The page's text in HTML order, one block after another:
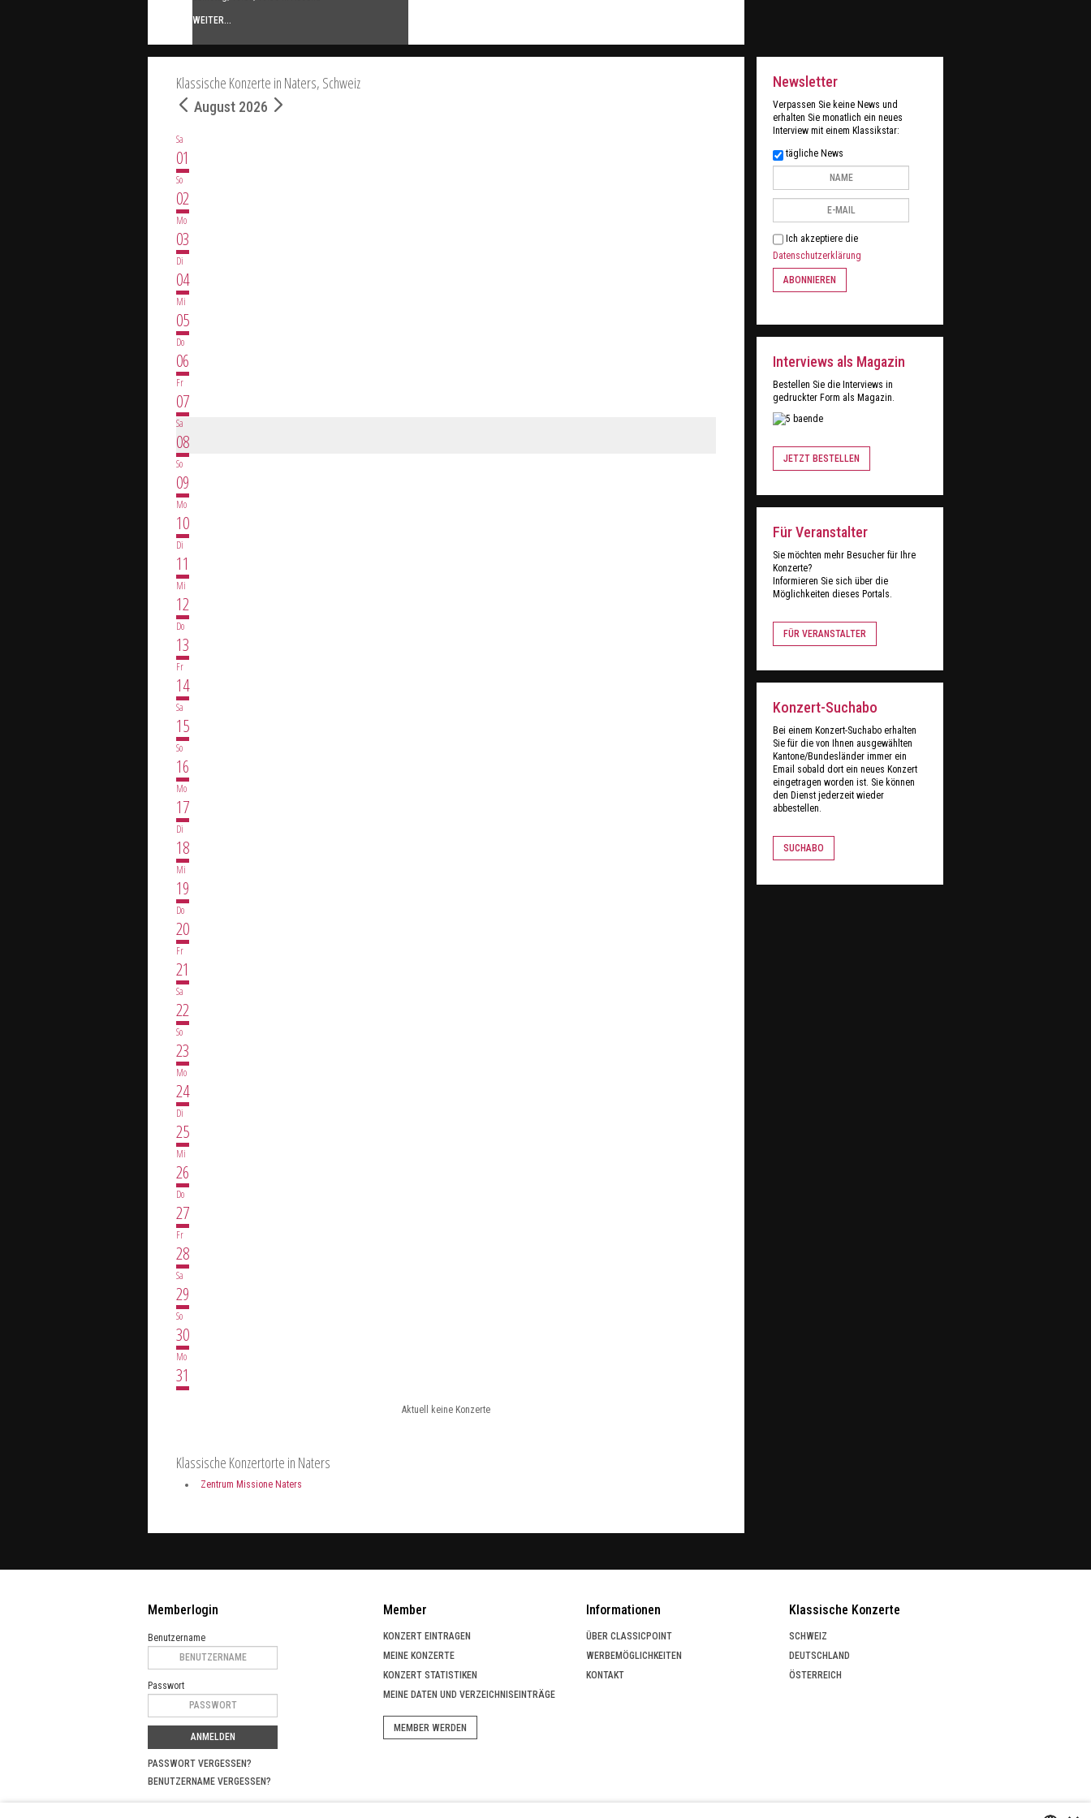
WEITER...
Klassische Konzerte in Naters, Schweiz
August 2026
Sa
01
So
02
Mo
03
Di
04
Mi
05
Do
06
Fr
07
Sa
08
So
09
Mo
10
Di
11
Mi
12
Do
13
Fr
14
Sa
15
So
16
Mo
17
Di
18
Mi
19
Do
20
Fr
21
Sa
22
So
23
Mo
24
Di
25
Mi
26
Do
27
Fr
28
Sa
29
So
30
Mo
31
Aktuell keine Konzerte
Klassische Konzertorte in Naters
Zentrum Missione Naters
Newsletter
Verpassen Sie keine News und
erhalten Sie monatlich ein neues
Interview mit einem Klassikstar:
tägliche News
Ich akzeptiere die
Datenschutzerklärung
ABONNIEREN
Interviews als Magazin
Bestellen Sie die Interviews in
gedruckter Form als Magazin.
JETZT BESTELLEN
Für Veranstalter
Sie möchten mehr Besucher für Ihre
Konzerte?
Informieren Sie sich über die
Möglichkeiten dieses Portals.
FÜR VERANSTALTER
Konzert-Suchabo
Bei einem Konzert-Suchabo erhalten
Sie für die von Ihnen ausgewählten
Kantone/Bundesländer immer ein
Email sobald dort ein neues Konzert
eingetragen worden ist. Sie können
den Dienst jederzeit wieder
abbestellen.
SUCHABO
Memberlogin
Benutzername
Passwort
ANMELDEN
PASSWORT VERGESSEN?
BENUTZERNAME VERGESSEN?
Member
KONZERT EINTRAGEN
MEINE KONZERTE
KONZERT STATISTIKEN
MEINE DATEN UND VERZEICHNISEINTRÄGE
MEMBER WERDEN
Informationen
ÜBER CLASSICPOINT
WERBEMÖGLICHKEITEN
KONTAKT
Klassische Konzerte
SCHWEIZ
DEUTSCHLAND
ÖSTERREICH